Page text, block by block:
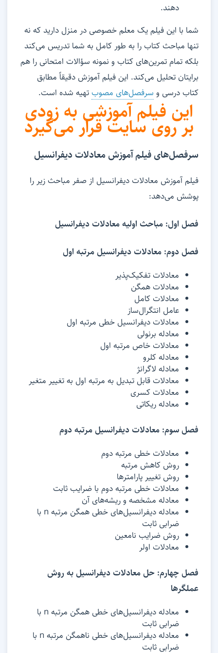
دهند.
شما با این فیلم یک معلم خصوصی در منزل دارید که نه
تنها مباحث کتاب را به طور کامل به شما تدریس می‌کند
بلکه تمام تمرین‌های کتاب و نمونه سؤالات امتحانی را هم
برایتان تحلیل می‌کند. این فیلم آموزش دقیقاً مطابق
کتاب درسی و سرفصل‌های مصوبتهیه شده است.
این فیلم آموزشی به زودی
بر روی سایت قرار می‌گیرد
سرفصل‌های فیلم آموزش معادلات دیفرانسیل
فیلم آموزش معادلات دیفرانسیل از صفر مباحث زیر را
پوشش می‌دهد:
فصل اول: مباحث اولیه معادلات دیفرانسیل
فصل دوم: معادلات دیفرانسیل مرتبه اول
معادلات تفکیک‌پذیر
معادلات همگن
معادلات کامل
عامل انتگرال‌ساز
معادلات دیفرانسیل خطی مرتبه اول
معادله برنولی
معادلات خاص مرتبه اول
معادله کلرو
معادله لاگرانژ
معادلات قابل تبدیل به مرتبه اول به تغییر متغیر
معادلات کسری
معادله ریکاتی
فصل سوم: معادلات دیفرانسیل مرتبه دوم
معادلات خطی مرتبه دوم
روش کاهش مرتبه
روش تغییر پارامترها
معادلات خطی مرتبه دوم با ضرایب ثابت
معادله مشخصه و ریشه‌های آن
معادله دیفرانسیل‌های خطی همگن مرتبه n با
ضرابی ثابت
روش ضرایب نامعین
معادلات اولر
فصل چهارم: حل معادلات دیفرانسیل به روش
عملگرها
معادله دیفرانسیل‌های خطی همگن مرتبه n با
ضرابی ثابت
معادله دیفرانسیل‌های خطی ناهمگن مرتبه n با
ضرابی ثابت